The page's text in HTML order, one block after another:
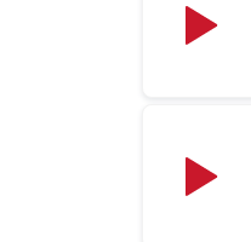
Player
Player